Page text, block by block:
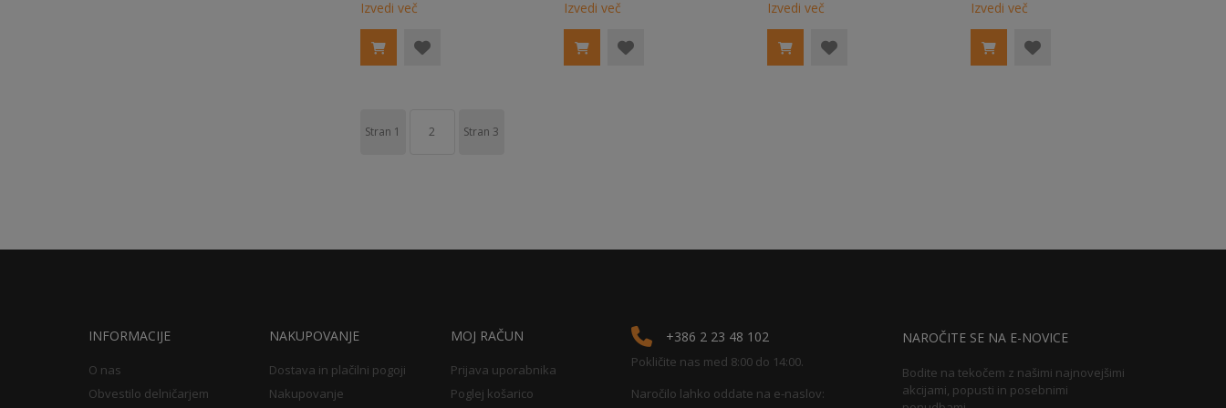
Izvedi več Izvedi več Izvedi več Izvedi več
Stran 1 2 Stran 3
INFORMACIJE
O nas
Obvestilo delničarjem
NAKUPOVANJE
Dostava in plačilni pogoji
Nakupovanje
MOJ RAČUN
Prijava uporabnika
Poglej košarico
+386 2 23 48 102
Pokličite nas med 8:00 do 14:00.
Naročilo lahko oddate na e-naslov:
NAROČITE SE NA E-NOVICE
Bodite na tekočem z našimi najnovejšimi
akcijami, popusti in posebnimi